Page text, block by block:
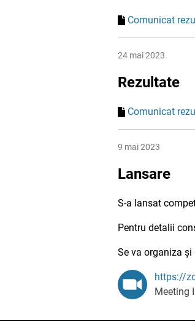
Comunicat
24 mai 2023
Rezultate
Comunicat
9 mai 2023
Lansare
S-a lansat
Pentru detalii
Se va organiza
https://
Meeting